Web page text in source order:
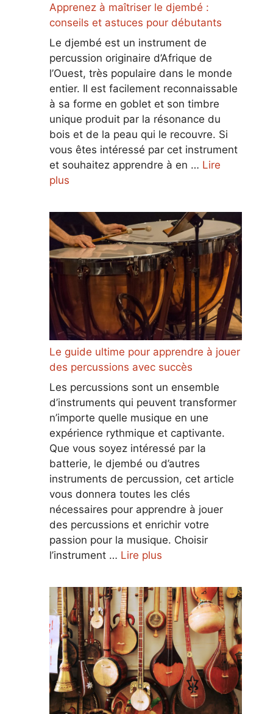
Apprenez à maîtriser le djembé :
conseils et astuces pour débutants
Le djembé est un instrument de
percussion originaire d’Afrique de
l’Ouest, très populaire dans le monde
entier. Il est facilement reconnaissable
à sa forme en goblet et son timbre
unique produit par la résonance du
bois et de la peau qui le recouvre. Si
vous êtes intéressé par cet instrument
et souhaitez apprendre à en … Lire
plus
Le guide ultime pour apprendre à jouer
des percussions avec succès
Les percussions sont un ensemble
d’instruments qui peuvent transformer
n’importe quelle musique en une
expérience rythmique et captivante.
Que vous soyez intéressé par la
batterie, le djembé ou d’autres
instruments de percussion, cet article
vous donnera toutes les clés
nécessaires pour apprendre à jouer
des percussions et enrichir votre
passion pour la musique. Choisir
l’instrument … Lire plus